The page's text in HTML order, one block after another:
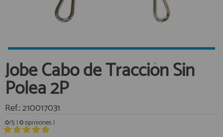
Equipo Personal
Fondeo y Amarre
Libros
Mantenimiento y Limpieza
Motores
Navegacion
Al crear una cuenta en francobordo.com podrás realizar tus
registro cliente
Jobe Cabo de Tracción Sin
Polea 2P
Ref.: 210017031
0/5 |0opiniones |